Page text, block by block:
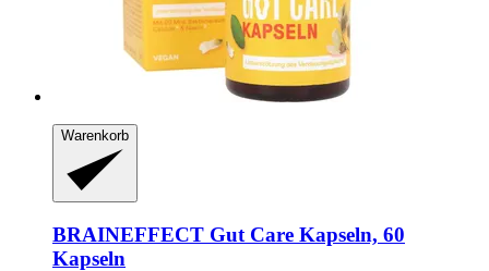
Warenkorb
BRAINEFFECT Gut Care Kapseln, 60
Kapseln